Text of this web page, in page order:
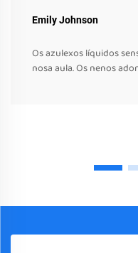
Emily Johnson
Os azulexos líquidos
nosa aula. Os nenos